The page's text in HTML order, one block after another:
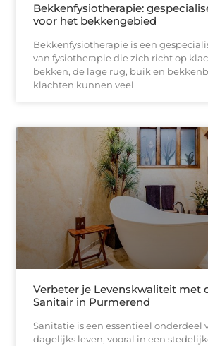
Bekkenfysiotherapie:
voor het bekkengebied
Bekkenfysiotherapie is een
van fysiotherapie die zich richt op
bekken, de lage rug, buik en
klachten kunnen veel
Verbeter je Levenskwaliteit met
Sanitair in Purmerend
Sanitatie is een essentieel onderdeel
dagelijks leven, vooral in een